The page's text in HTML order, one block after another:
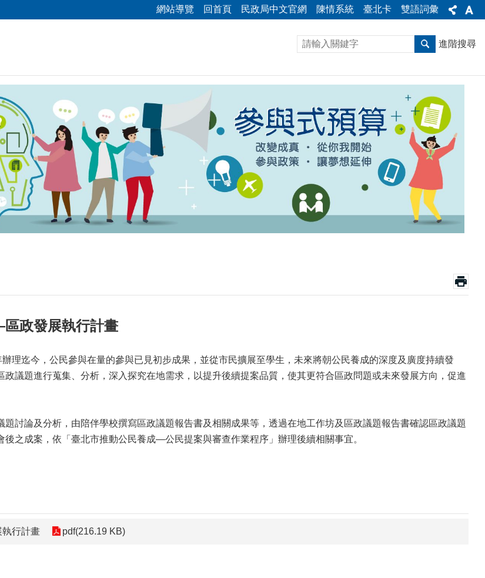
網站導覽 回首頁 民政局中文官網 陳情系統 臺北卡 雙語詞彙
進階搜尋
政發展執行計畫
理迄今，公民參與在量的參與已見初步成果，並從市民擴展至學生，未來將朝公民養成的深度及廣度持續發
政議題進行蒐集、分析，深入探究在地需求，以提升後續提案品質，使其更符合區政問題或未來發展方向，促進
題討論及分析，由陪伴學校撰寫區政議題報告書及相關成果等，透過在地工作坊及區政議題報告書確認區政議題
後之成案，依「臺北市推動公民養成—公民提案與審查作業程序」辦理後續相關事宜。
行計畫 pdf(216.19 KB)